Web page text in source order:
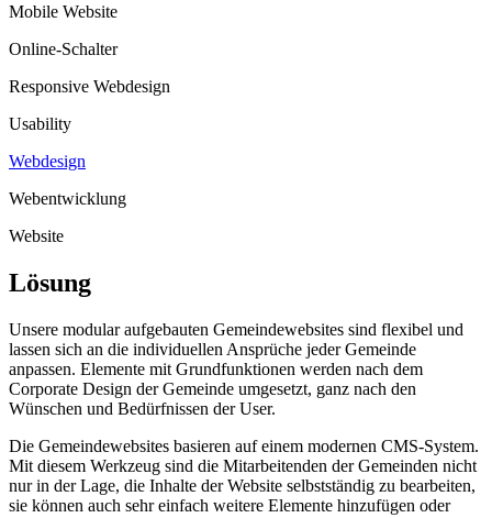
Mobile Website
Online-Schalter
Responsive Webdesign
Usability
Webdesign
Webentwicklung
Website
Lösung
Unsere modular aufgebauten Gemeindewebsites sind flexibel und
lassen sich an die individuellen Ansprüche jeder Gemeinde
anpassen. Elemente mit Grundfunktionen werden nach dem
Corporate Design der Gemeinde umgesetzt, ganz nach den
Wünschen und Bedürfnissen der User.
Die Gemeindewebsites basieren auf einem modernen CMS-System.
Mit diesem Werkzeug sind die Mitarbeitenden der Gemeinden nicht
nur in der Lage, die Inhalte der Website selbstständig zu bearbeiten,
sie können auch sehr einfach weitere Elemente hinzufügen oder